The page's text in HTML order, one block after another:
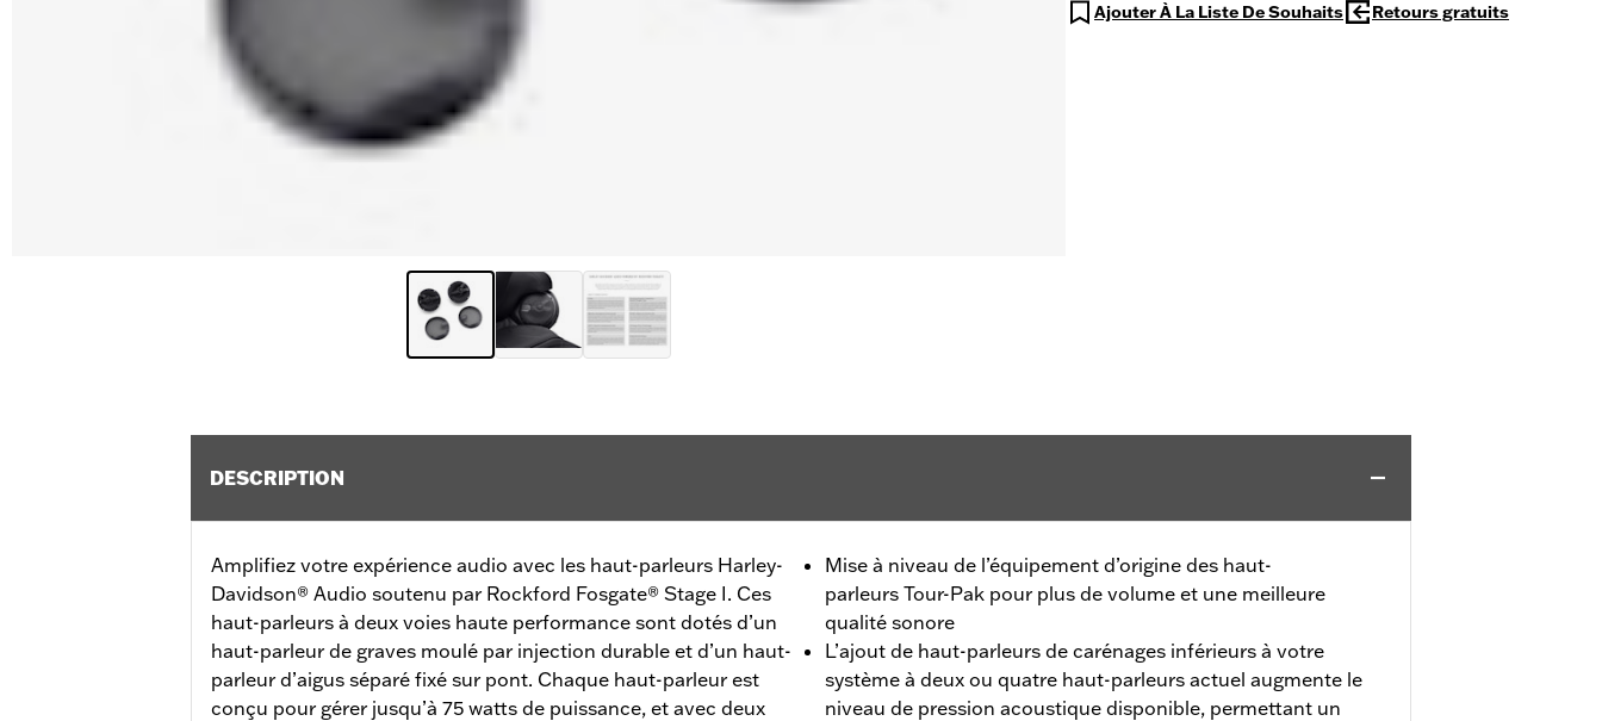
Ajouter À La Liste De Souhaits Retours gratuits
DESCRIPTION
Amplifiez votre expérience audio avec les haut-parleurs Harley-
Davidson® Audio soutenu par Rockford Fosgate® Stage I. Ces
haut-parleurs à deux voies haute performance sont dotés d’un
haut-parleur de graves moulé par injection durable et d’un haut-
parleur d’aigus séparé fixé sur pont. Chaque haut-parleur est
conçu pour gérer jusqu’à 75 watts de puissance, et avec deux
Mise à niveau de l’équipement d’origine des haut-
parleurs Tour-Pak pour plus de volume et une meilleure
qualité sonore
L’ajout de haut-parleurs de carénages inférieurs à votre
système à deux ou quatre haut-parleurs actuel augmente le
niveau de pression acoustique disponible, permettant un